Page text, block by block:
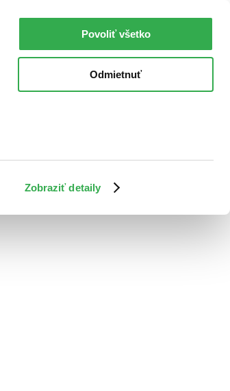
Zobraziť detaily
Povoliť všetko
Odmietnuť